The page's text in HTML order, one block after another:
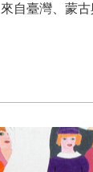
來自臺灣、蒙古